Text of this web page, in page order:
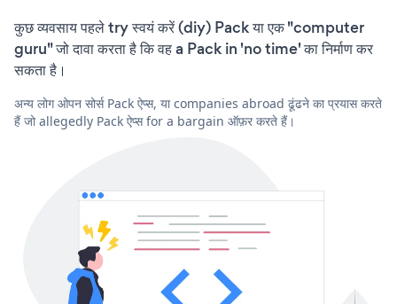
कुछ व्यवसाय पहले try स्वयं करें (diy) Pack या एक "computer
guru" जो दावा करता है कि वह a Pack in 'no time' का निर्माण कर
सकता है।
अन्य लोग ओपन सोर्स Pack ऐप्स, या companies abroad ढूंढने का प्रयास करते
हैं जो allegedly Pack ऐप्स for a bargain ऑफ़र करते हैं।